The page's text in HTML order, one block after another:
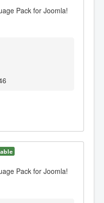
Pack for Joomla!
Pack for Joomla!